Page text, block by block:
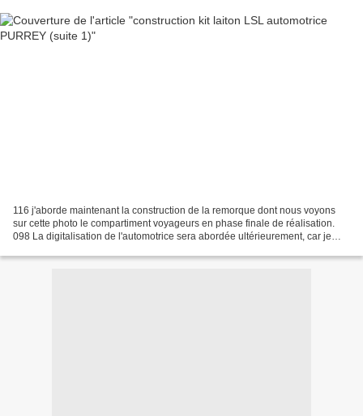
116 j'aborde maintenant la construction de la remorque dont nous voyons
sur cette photo le compartiment voyageurs en phase finale de réalisation.
098 La digitalisation de l'automotrice sera abordée ultérieurement, car je